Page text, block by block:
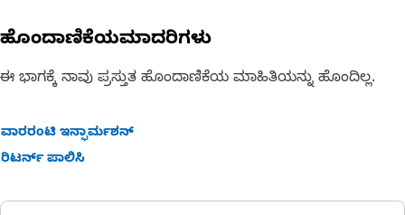
ಹೊಂದಾಣಿಕೆಯಮಾದರಿಗಳು
ಈ ಭಾಗಕ್ಕೆ ನಾವು ಪ್ರಸ್ತುತ ಹೊಂದಾಣಿಕೆಯ ಮಾಹಿತಿಯನ್ನು ಹೊಂದಿಲ್ಲ.
ವಾರರಂಟಿ ಇನ್ಫಾರ್ಮಶನ್
ರಿಟರ್ನ್ ಪಾಲಿಸಿ